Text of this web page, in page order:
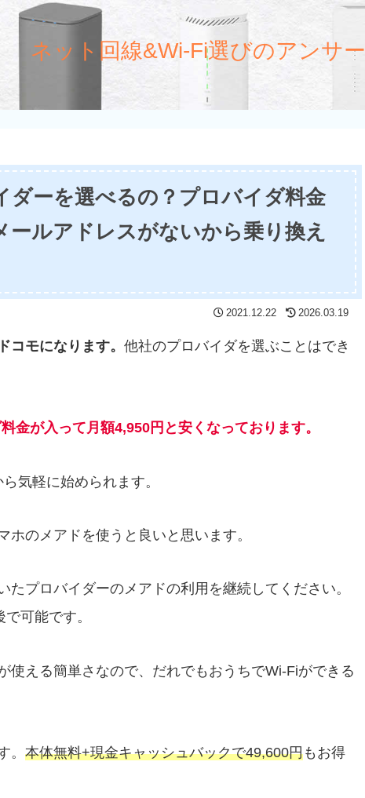
ネット回線&Wi-Fi選びのアンサー
ダーを選べるの？プロバイダ料金
ルアドレスがないから乗り換え
2021.12.22 2026.03.19
コモになります。 他社のプロバイダを選ぶことはでき
金が入って月額4,950円と安くなっております。
気軽に始められます。
のメアドを使うと良いと思います。
プロバイダーのメアドの利用を継続してください。
可能です。
使える簡単さなので、だれでもおうちでWi-Fiができる
。 本体無料+現金キャッシュバックで49,600円もお得